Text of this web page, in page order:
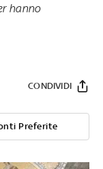
hanno
Preferite
CONDIVIDI